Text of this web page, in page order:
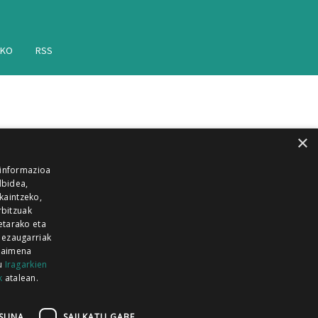
RSS
GUKA
×
eta
Iragarkien
atalean.